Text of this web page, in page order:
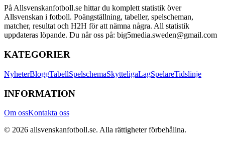
På Allsvenskanfotboll.se hittar du komplett statistik över
Allsvenskan i fotboll. Poängställning, tabeller, spelscheman,
matcher, resultat och H2H för att nämna några. All statistik
uppdateras löpande. Du når oss på: big5media.sweden@gmail.com
KATEGORIER
NyheterBloggTabellSpelschemaSkytteligaLagSpelareTidslinje
INFORMATION
Om ossKontakta oss
© 2026 allsvenskanfotboll.se. Alla rättigheter förbehållna.